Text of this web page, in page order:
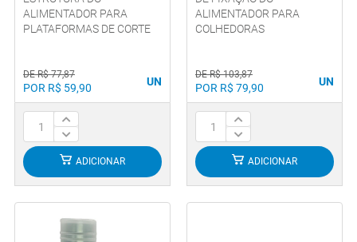
ALIMENTADOR PARA
PLATAFORMAS DE CORTE
DE R$ 77,87
POR R$ 59,90 UN
ADICIONAR
ALIMENTADOR PARA
COLHEDORAS
DE R$ 103,87
POR R$ 79,90 UN
ADICIONAR